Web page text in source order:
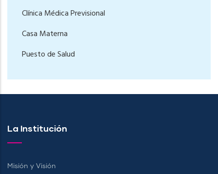
Clínica Médica Previsional
Casa Materna
Puesto de Salud
La Institución
Misión y Visión